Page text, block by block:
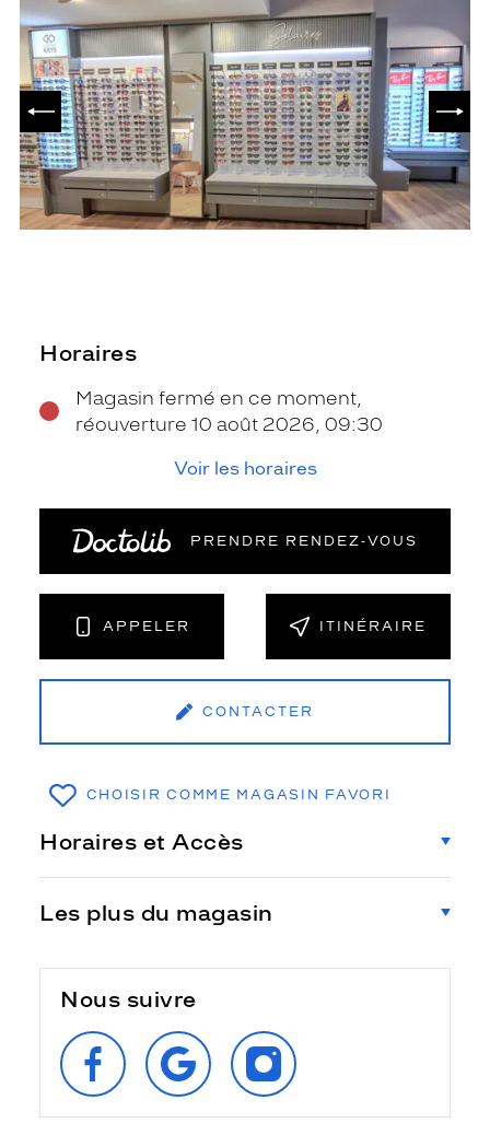
PRÉCÉDENT
Horaires
Magasin fermé en ce moment,
réouverture 10 août 2026, 09:30
Voir les horaires
PRENDRE RENDEZ‑VOUS
APPELER ITINÉRAIRE
CONTACTER
CHOISIR COMME MAGASIN FAVORI
Horaires et Accès
Les plus du magasin
Nous suivre
SUIVEZ‑NOUS
SUR
FACEBOOK
RETROUVEZ‑NOUS
SUR
GOOGLE
SUIVEZ‑NOUS
SUR
INSTAGRAM